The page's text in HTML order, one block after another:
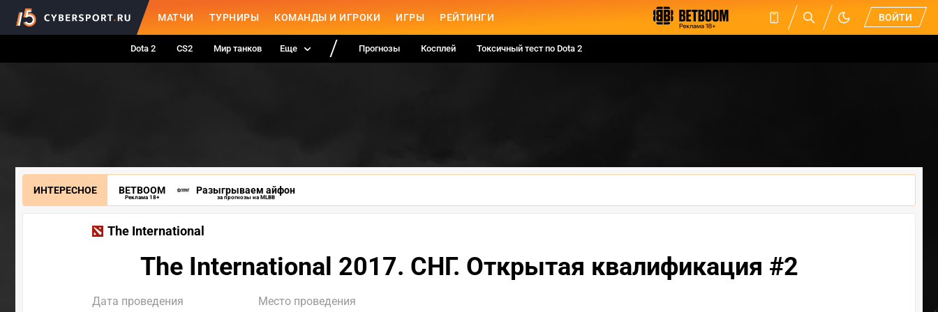
МАТЧИ ТУРНИРЫ КОМАНДЫ И ИГРОКИ ИГРЫ РЕЙТИНГИ ВОЙТИ
Dota 2 CS2 Мир танков Еще Прогнозы Косплей Токсичный тест по Dota 2
ИНТЕРЕСНОЕ BETBOOM
Реклама 18+
Разыгрываем айфон
за прогнозы на MLBB
The International
The International 2017. СНГ. Открытая квалификация #2
Дата проведения
Место проведения